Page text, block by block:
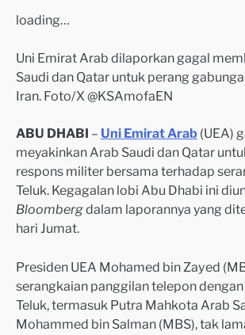
loading…
Uni Emirat Arab dilaporkan gagal
Saudi dan Qatar untuk perang
Iran. Foto/X @KSAmofaEN
ABU DHABI – Uni Emirat Arab (UEA)
meyakinkan Arab Saudi dan Qatar
respons militer bersama terhadap
Teluk. Kegagalan lobi Abu Dhabi ini
Bloombergdalam laporannya yang
hari Jumat.
Presiden UEA Mohamed bin Zayed
serangkaian panggilan telepon
Teluk, termasuk Putra Mahkota Arab
Mohammed bin Salman (MBS), tak